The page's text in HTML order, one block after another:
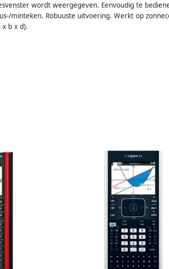
wordt weergegeven. Eenvoudig te
minteken. Robuuste uitvoering. Werkt op
x b x d).